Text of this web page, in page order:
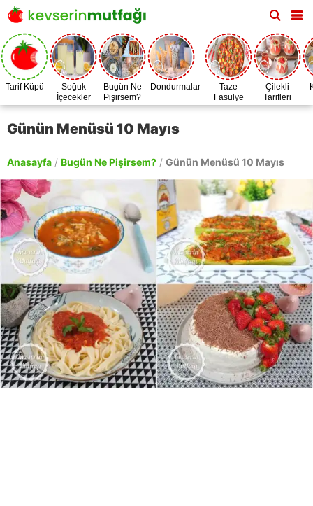
Tarif Küpü
Soğuk
İçecekler
Bugün Ne
Pişirsem?
Dondurmalar
Taze
Fasulye
Zamanı
Çilekli
Tarifleri
Günün Menüsü 10 Mayıs
Anasayfa / Bugün Ne Pişirsem? / Günün Menüsü 10 Mayıs